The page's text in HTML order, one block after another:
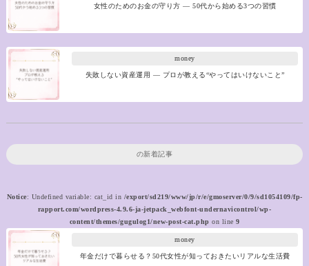
女性のためのお金の守り方 ― 50代から始める3つの習慣
money
失敗しない資産運用 ― プロが教える“やってはいけないこと”
の新着記事
Notice: Undefined variable: cat_id in /export/sd219/www/jp/r/e/gmoserver/0/9/sd1054109/fp-
rapport.com/wordpress-4.9.6-ja-jetpack_webfont-undernavicontrol/wp-
content/themes/gugulog1/new-post-cat.php on line 9
money
年金だけで暮らせる？50代女性が知っておきたいリアルな生活費